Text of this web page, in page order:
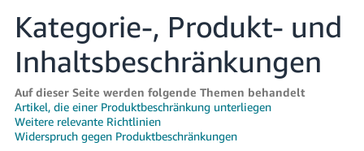
English
- DE
中
文
-
TW
Kategorie-, Produkt- und
Inhaltsbeschränkungen
Auf dieser Seite werden folgende Themen behandelt
Artikel, die einer Produktbeschränkung unterliegen
Weitere relevante Richtlinien
Widerspruch gegen Produktbeschränkungen